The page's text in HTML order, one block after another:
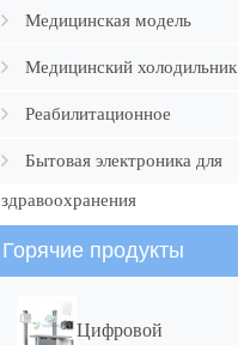
Медицинская модель
Медицинский холодильник
Реабилитационное
устройство
Бытовая электроника для
здравоохранения
Горячие продукты
Цифровой